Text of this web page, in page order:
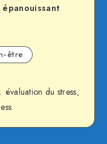
être
, évaluation du stress,